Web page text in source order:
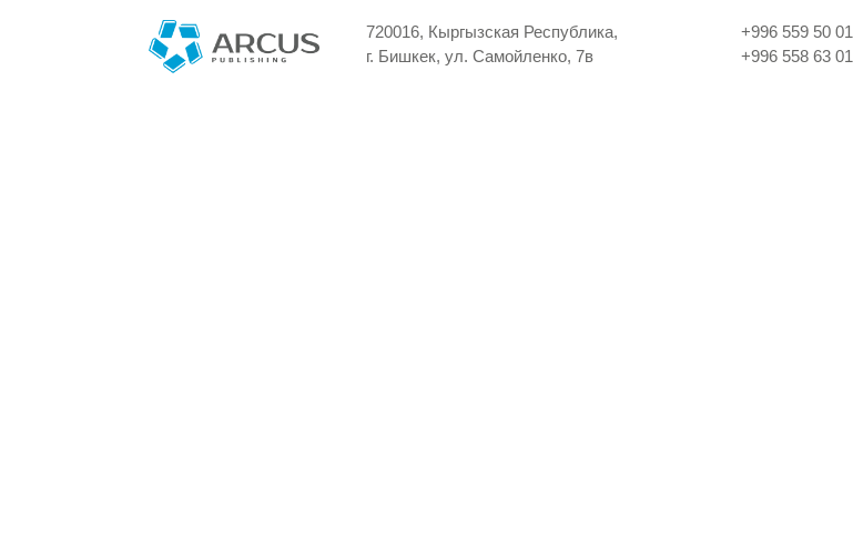
720016, Кыргызская Республика,
г. Бишкек, ул. Самойленко, 7в
+996 559 50
+996 558 63